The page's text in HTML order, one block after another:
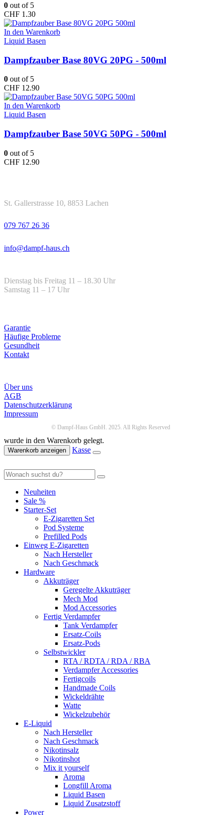
0 out of 5
CHF 1.30
In den Warenkorb
Liquid Basen
Dampfzauber Base 80VG 20PG - 500ml
0 out of 5
CHF 12.90
In den Warenkorb
Liquid Basen
Dampfzauber Base 50VG 50PG - 500ml
0 out of 5
CHF 12.90
St. Gallerstrasse 10, 8853 Lachen
079 767 26 36
info@dampf-haus.ch
Dienstag bis Freitag 11 – 18.30 Uhr
Samstag 11 – 17 Uhr
Garantie
Häufige Probleme
Gesundheit
Kontakt
Über uns
AGB
Datenschutzerklärung
Impressum
© Dampf-Haus GmbH. 2025. All Rights Reserved
wurde in den Warenkorb gelegt.
Warenkorb anzeigen Kasse
Neuheiten
Sale %
Starter-Set
E-Zigaretten Set
Pod Systeme
Prefilled Pods
Einweg E-Zigaretten
Nach Hersteller
Nach Geschmack
Hardware
Akkuträger
Geregelte Akkuträger
Mech Mod
Mod Accessories
Fertig Verdampfer
Tank Verdampfer
Ersatz-Coils
Ersatz-Pods
Selbstwickler
RTA / RDTA / RDA / RBA
Verdampfer Accessories
Fertigcoils
Handmade Coils
Wickeldrähte
Watte
Wickelzubehör
E-Liquid
Nach Hersteller
Nach Geschmack
Nikotinsalz
Nikotinshot
Mix it yourself
Aroma
Longfill Aroma
Liquid Basen
Liquid Zusatzstoff
Power